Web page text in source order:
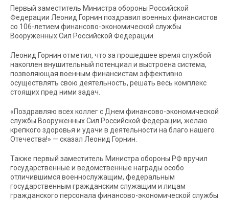
Первый заместитель Министра обороны Российской
Федерации Леонид Горнин поздравил военных финансистов
со 106-летием финансово-экономической службы
Вооруженных Сил Российской Федерации.
Леонид Горнин отметил, что за прошедшее время службой
накоплен внушительный потенциал и выстроена система,
позволяющая военным финансистам эффективно
осуществлять свою деятельность, решать весь комплекс
стоящих пред ними задач.
«Поздравляю всех коллег с Днем финансово-экономической
службы Вооруженных Сил Российской Федерации, желаю
крепкого здоровья и удачи в деятельности на благо нашего
Отечества!» — сказал Леонид Горнин.
Также первый заместитель Министра обороны РФ вручил
государственные и ведомственные награды особо
отличившимся военнослужащим, федеральным
государственным гражданским служащим и лицам
гражданского персонала финансово-экономической службы